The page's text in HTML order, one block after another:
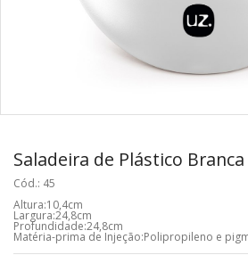
Saladeira de Plástico Branca
Cód.: 45
Altura:10,4cm
Largura:24,8cm
Profundidade:24,8cm
Matéria-prima de Injeção:Polipropileno e